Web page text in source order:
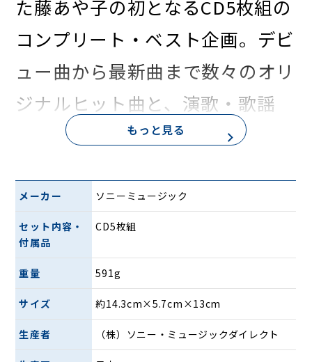
た藤あや子の初となるCD5枚組の
コンプリート・ベスト企画。デビ
ュー曲から最新曲まで数々のオリ
ジナルヒット曲と、演歌・歌謡
曲・ポップスまでこれまで発表さ
の名曲を収録。これまでになかっ
た藤あや子の魅力を存分に詰め込
んだ究極のCD-BOXが登場！
DISC１ オリジナル・ヒット集
もっと見る
メーカー ソニーミュージック
セット内容・
付属品
CD5枚組
重量 591g
サイズ 約14.3cm×5.7cm×13cm
生産者 （株）ソニー・ミュージックダイレクト